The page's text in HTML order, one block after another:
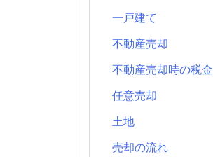
一戸建て
不動産売却
不動産売却時の税金
任意売却
土地
売却の流れ